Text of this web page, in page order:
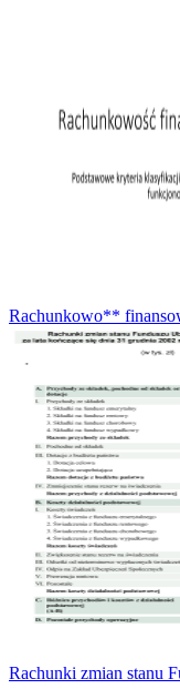
Rachunkowo**
Rachunki zmian stanu